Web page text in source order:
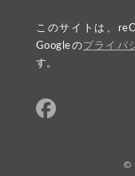
このサイトは、
Googleのプライバ
す。
©